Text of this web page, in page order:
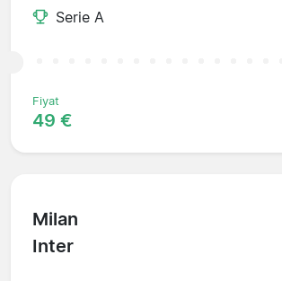
Serie A
Fiyat
49 €
Milan
Inter